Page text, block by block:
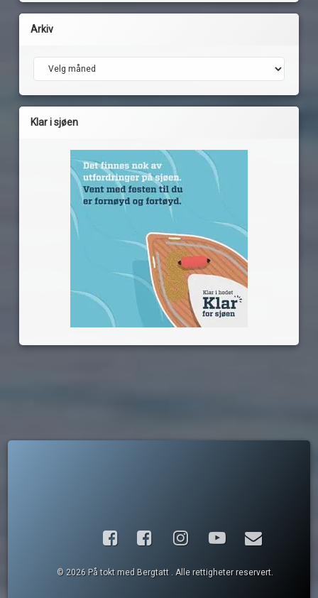
Arkiv
Arkiv
Klar i sjøen
FacebookInstagram
YouTubeE-post
© 2026 På tokt med Bergtatt . Alle rettigheter reservert.